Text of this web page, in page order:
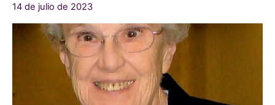
14 de julio de 2023